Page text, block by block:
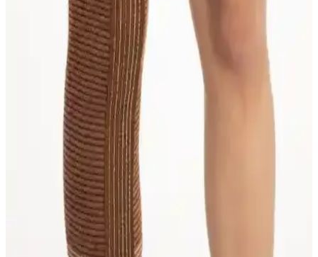
Deep Fleksible balenli patella destekli dizlik, diz stabilitesi ve konfor
sağlayarak ağrıları hafifletir, spor ve günlük kullanım için ideal bir
destek ürünüdür.
Flexy Medical Yün Dizlikler Karşılaştırması:
Malzeme, Konfor ve Kullanıcı Yorumları
İki farklı Flexy Medical yün dizlik ürününü malzeme, konfor ve
kullanıcı geri bildirimleriyle karşılaştırıyoruz. Hangi dizlik daha
uygun ve dayanıklı, detaylar burada.
Deve Tüyü Yün Dizlikleri Karşılaştırması: Katmirra
ve S&D Ürünlerinin Özellikleri ve Kullanıcı
Yorumları
İki deve tüyü yün dizlik ürününü detaylı karşılaştırıyoruz. Malzeme,
kullanım deneyimi ve dayanıklılık gibi kriterlerle ürünlerin avantaj
ve dezavantajlarını keşfedin.